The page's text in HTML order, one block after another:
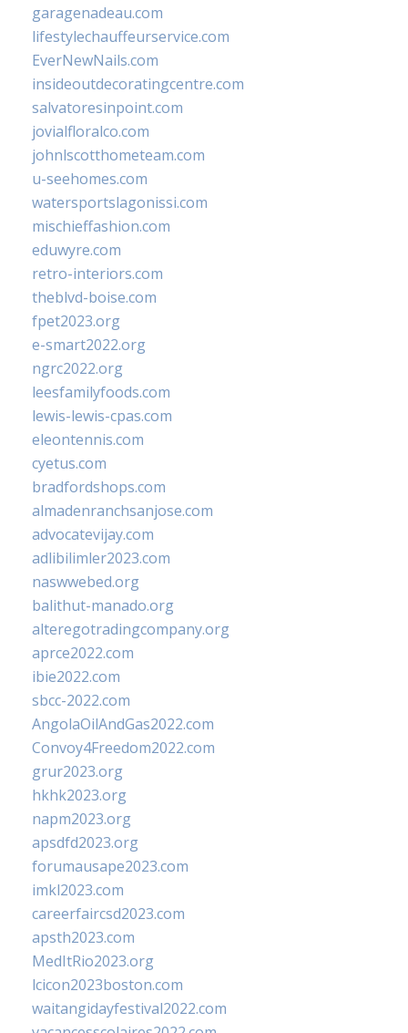
garagenadeau.com
lifestylechauffeurservice.com
EverNewNails.com
insideoutdecoratingcentre.com
salvatoresinpoint.com
jovialfloralco.com
johnlscotthometeam.com
u-seehomes.com
watersportslagonissi.com
mischieffashion.com
eduwyre.com
retro-interiors.com
theblvd-boise.com
fpet2023.org
e-smart2022.org
ngrc2022.org
leesfamilyfoods.com
lewis-lewis-cpas.com
eleontennis.com
cyetus.com
bradfordshops.com
almadenranchsanjose.com
advocatevijay.com
adlibilimler2023.com
naswwebed.org
balithut-manado.org
alteregotradingcompany.org
aprce2022.com
ibie2022.com
sbcc-2022.com
AngolaOilAndGas2022.com
Convoy4Freedom2022.com
grur2023.org
hkhk2023.org
napm2023.org
apsdfd2023.org
forumausape2023.com
imkl2023.com
careerfaircsd2023.com
apsth2023.com
MedItRio2023.org
lcicon2023boston.com
waitangidayfestival2022.com